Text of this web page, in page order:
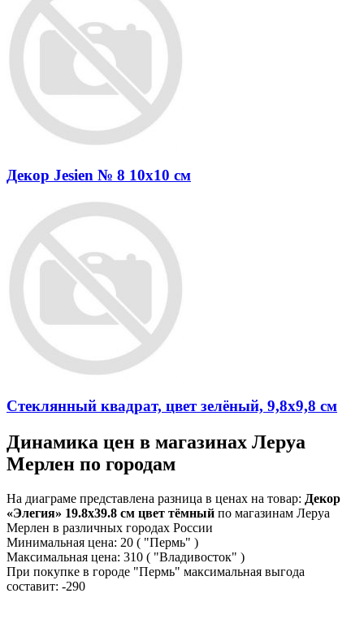
Декор Jesien № 8 10x10 см
Стеклянный квадрат, цвет зелёный, 9,8x9,8 см
Динамика цен в магазинах Леруа
Мерлен по городам
На диаграме представлена разница в ценах на товар: Декор
«Элегия» 19.8х39.8 см цвет тёмный по магазинам Леруа
Мерлен в различных городах России
Минимальная цена: 20 ( "Пермь" )
Максимальная цена: 310 ( "Владивосток" )
При покупке в городе "Пермь" максимальная выгода
составит: -290